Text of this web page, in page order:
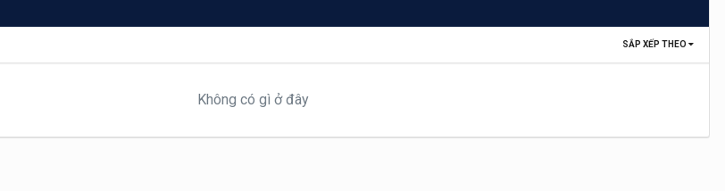
SẮP XẾP THEO
Không có gì ở đây